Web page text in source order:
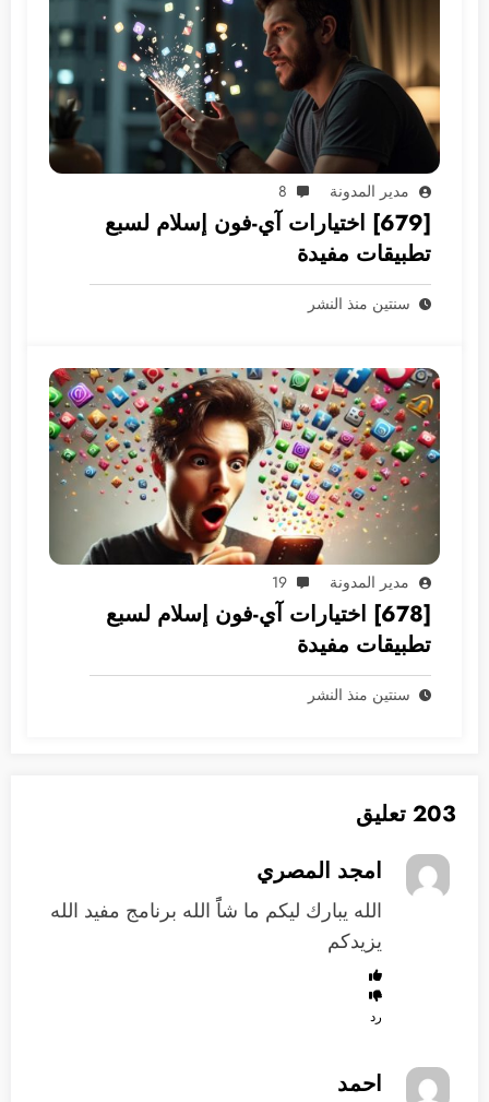
مدير المدونة 8
[679] اختيارات آي-فون إسلام لسبع
تطبيقات مفيدة
سنتين منذ النشر
مدير المدونة 19
[678] اختيارات آي-فون إسلام لسبع
تطبيقات مفيدة
سنتين منذ النشر
203 تعليق
امجد المصري
الله يبارك ليكم ما شاًً الله برنامج مفيد الله
يزيدكم
رد
احمد